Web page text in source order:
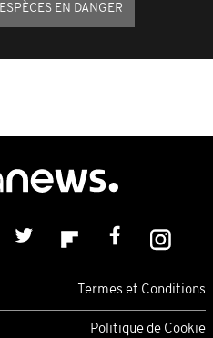
ESPÈCES EN DANGER
Termes et Conditions
Politique de Cookie